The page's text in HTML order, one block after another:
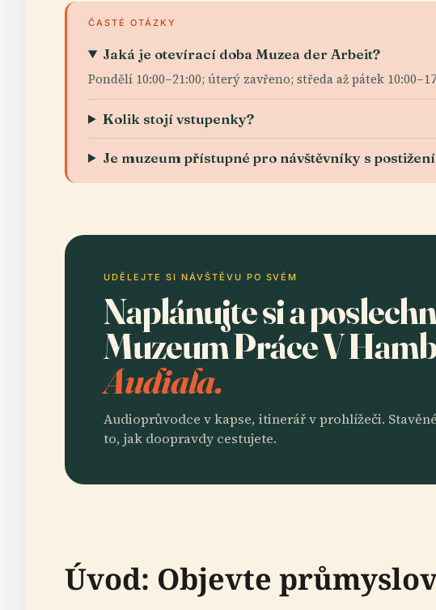
ČASTÉ OTÁZKY
Jaká je otevírací doba Muzea der Arbeit?
Pondělí 10:00–21:00; úterý zavřeno; středa až pátek
Kolik stojí vstupenky?
Je muzeum přístupné pro návštěvníky s
UDĚLEJTE SI NÁVŠTĚVU PO SVÉM
Naplánujte si a
Muzeum Práce V
Audiala.
Audioprůvodce v kapse, itinerář v prohlížeči.
to, jak doopravdy cestujete.
Úvod: Objevte